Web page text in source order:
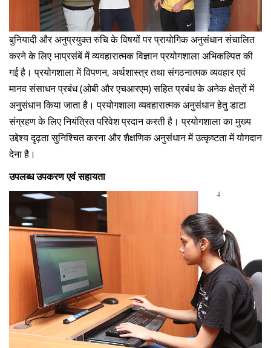
बुनियादी और अनुप्रयुक्‍त रुचि के विषयों पर प्रायोगिक अनुसंधान संचालित
करने के लिए भाप्रसंबें में व्‍यवहारात्मक विज्ञान प्रयोगशाला अभिकल्पित की
गई है। प्रयोगशाला में विपणन, अर्थशास्‍त्र तथा संगठनात्‍मक व्‍यवहार एवं
मानव संसाधन प्रबंध (ओबी और एचआरएम) सहित प्रबंध के अनेक क्षेत्रों में
अनुसंधान किया जाता है। प्रयोगशाला व्‍यवहारात्मक अनुसंधान हेतु डाटा
संग्रहण के लिए नियंत्रित परिवेश प्रदान करती है। प्रयोगशाला का मुख्‍य
उद्देश्‍य दृढ़ता सुनिश्चित करना और शैक्षणिक अनुसंधान में उत्‍कृष्‍टता में योगदान
देना है।
उपलब्‍ध उपकरण एवं सहायता